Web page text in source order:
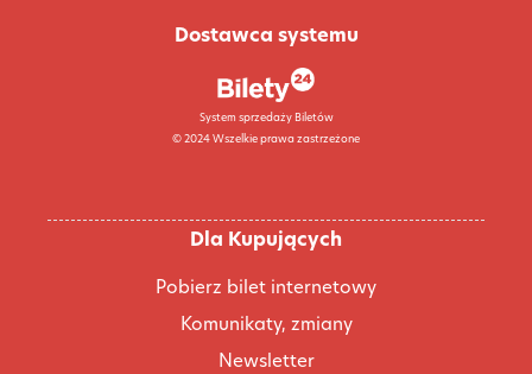
Dostawca systemu
System sprzedaży Biletów
© 2024 Wszelkie prawa zastrzeżone
Dla Kupujących
Pobierz bilet internetowy
Komunikaty, zmiany
Newsletter